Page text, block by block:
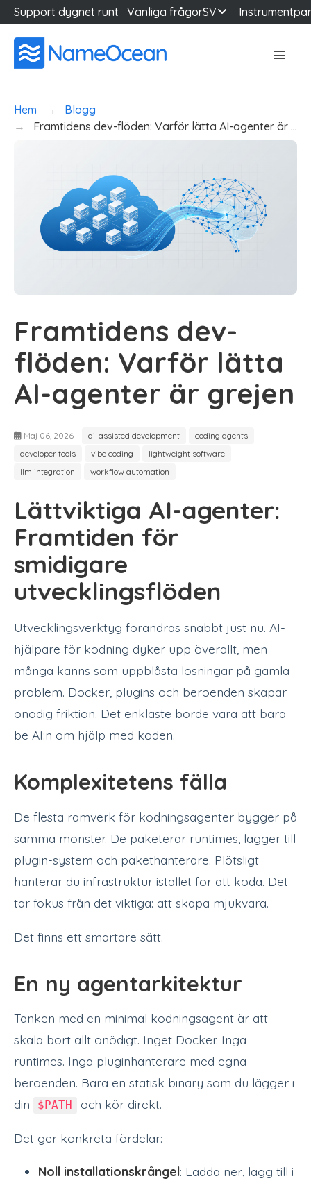
Support dygnet runt Vanliga frågorSV
Hem
Blogg
Framtidens dev-flöden: Varför lätta AI-agenter är …
Framtidens dev-
flöden: Varför lätta
AI-agenter är grejen
Maj 06, 2026 ai-assisted development
coding agents
developer tools
vibe coding
lightweight software
llm integration
workflow automation
Lättviktiga AI-agenter:
Framtiden för
smidigare
utvecklingsflöden
Utvecklingsverktyg förändras snabbt just nu. AI-
hjälpare för kodning dyker upp överallt, men
många känns som uppblåsta lösningar på gamla
problem. Docker, plugins och beroenden skapar
onödig friktion. Det enklaste borde vara att bara
be AI:n om hjälp med koden.
Komplexitetens fälla
De flesta ramverk för kodningsagenter bygger på
samma mönster. De paketerar runtimes, lägger till
plugin-system och pakethanterare. Plötsligt
hanterar du infrastruktur istället för att koda. Det
tar fokus från det viktiga: att skapa mjukvara.
Det finns ett smartare sätt.
En ny agentarkitektur
Tanken med en minimal kodningsagent är att
skala bort allt onödigt. Inget Docker. Inga
runtimes. Inga pluginhanterare med egna
beroenden. Bara en statisk binary som du lägger i
din
$PATH och kör direkt.
Det ger konkreta fördelar:
Noll installationskrångel: Ladda ner, lägg till i